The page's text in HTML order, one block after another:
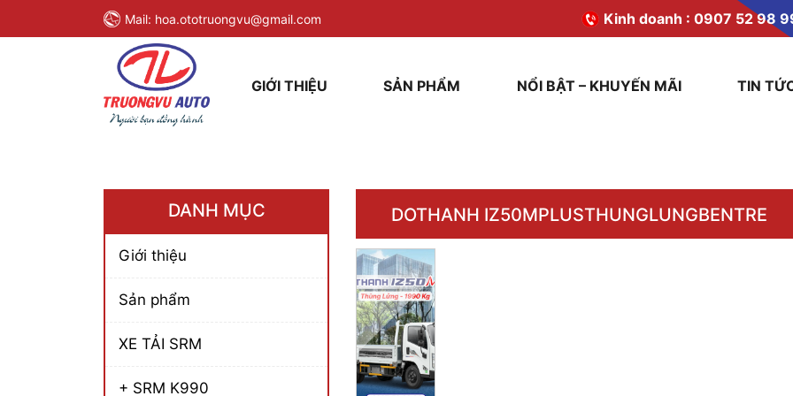
Mail: hoa.ototruongvu@gmail.com Kinh doanh : 0907 52 98
GIỚI THIỆU SẢN PHẨM NỔI BẬT – KHUYẾN MÃI TIN
DANH MỤC
Giới thiệu
Sản phẩm
XE TẢI SRM
+ SRM K990
DOTHANH IZ50MPLUSTHUNGLUNGBENTRE